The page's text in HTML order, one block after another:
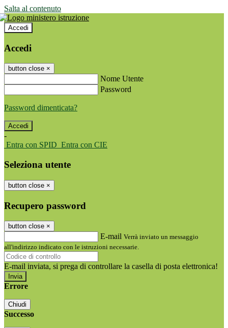
Salta al contenuto
Accedi
Accedi
button close ×
Nome Utente
Password
Password dimenticata?
-
Entra con SPID Entra con CIE
Seleziona utente
button close ×
Recupero password
button close ×
E-mail Verrà inviato un messaggio
all'indirizzo indicato con le istruzioni necessarie.
E-mail inviata, si prega di controllare la casella di posta elettronica!
Errore
Chiudi
Successo